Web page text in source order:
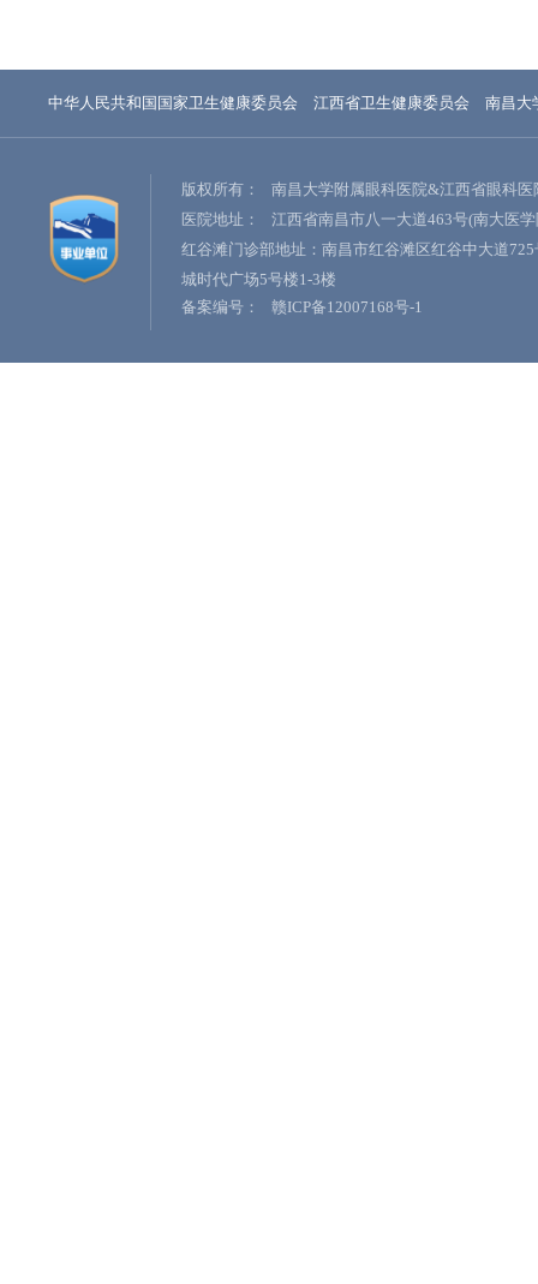
中华人民共和国国家卫生健康委员会 江西省卫生健康委员会 南昌大
版权所有：
南昌大学附属眼科医院&江西省眼科医
医院地址：
江西省南昌市八一大道463号(南大医
红谷滩门诊部地址：南昌市红谷滩区红谷中大道725
城时代广场5号楼1-3楼
备案编号：
赣ICP备12007168号-1